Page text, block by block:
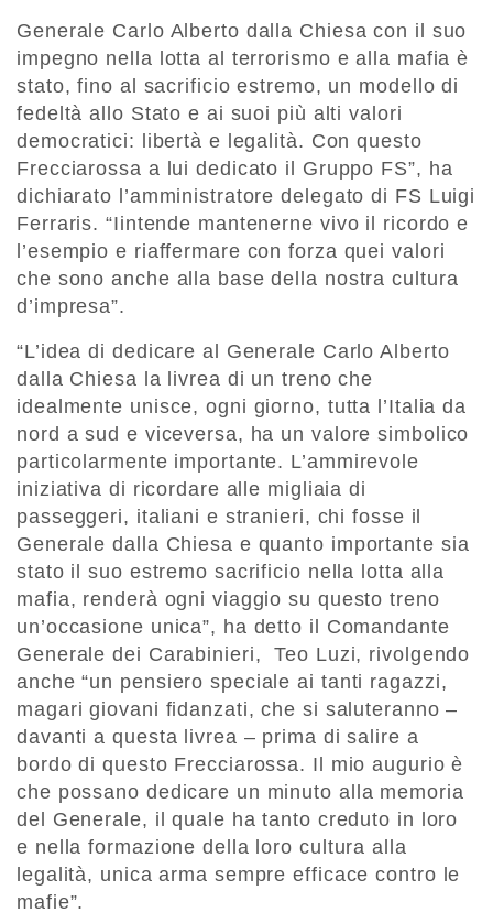
Generale Carlo Alberto dalla Chiesa con il suo
impegno nella lotta al terrorismo e alla mafia è
stato, fino al sacrificio estremo, un modello di
fedeltà allo Stato e ai suoi più alti valori
democratici: libertà e legalità. Con questo
Frecciarossa a lui dedicato il Gruppo FS”, ha
dichiarato l’amministratore delegato di FS Luigi
Ferraris. “Iintende mantenerne vivo il ricordo e
l’esempio e riaffermare con forza quei valori
che sono anche alla base della nostra cultura
d’impresa”.
“L’idea di dedicare al Generale Carlo Alberto
dalla Chiesa la livrea di un treno che
idealmente unisce, ogni giorno, tutta l’Italia da
nord a sud e viceversa, ha un valore simbolico
particolarmente importante. L’ammirevole
iniziativa di ricordare alle migliaia di
passeggeri, italiani e stranieri, chi fosse il
Generale dalla Chiesa e quanto importante sia
stato il suo estremo sacrificio nella lotta alla
mafia, renderà ogni viaggio su questo treno
un’occasione unica”, ha detto il Comandante
Generale dei Carabinieri, Teo Luzi, rivolgendo
anche “un pensiero speciale ai tanti ragazzi,
magari giovani fidanzati, che si saluteranno –
davanti a questa livrea – prima di salire a
bordo di questo Frecciarossa. Il mio augurio è
che possano dedicare un minuto alla memoria
del Generale, il quale ha tanto creduto in loro
e nella formazione della loro cultura alla
legalità, unica arma sempre efficace contro le
mafie”.